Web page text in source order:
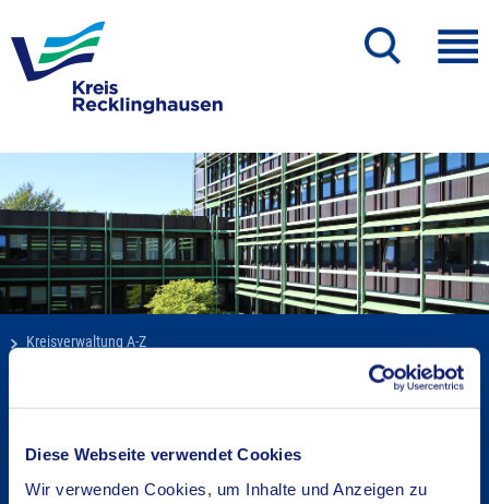
Diese Webseite verwendet Cookies
Wir verwenden Cookies, um Inhalte und Anzeigen zu
Kreisverwaltung A-Z
Ortsrecht